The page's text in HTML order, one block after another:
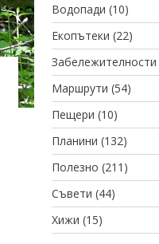
Водопади (10)
Екопътеки (22)
Забележителности
Маршрути (54)
Пещери (10)
Планини (132)
Полезно (211)
Съвети (44)
Хижи (15)